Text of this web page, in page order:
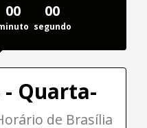
00 00
segundo
- Quarta-
de Brasília